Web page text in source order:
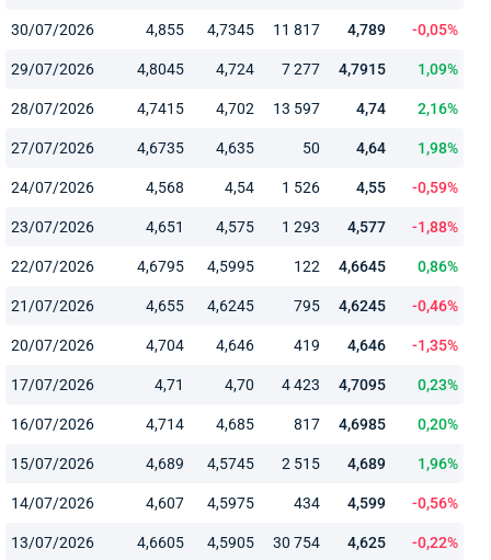
30/07/2026 4,855 4,7345 11 817 4,789 -0,05%
29/07/2026 4,8045 4,724 7 277 4,7915 1,09%
28/07/2026 4,7415 4,702 13 597 4,74 2,16%
27/07/2026 4,6735 4,635 50 4,64 1,98%
24/07/2026 4,568 4,54 1 526 4,55 -0,59%
23/07/2026 4,651 4,575 1 293 4,577 -1,88%
22/07/2026 4,6795 4,5995 122 4,6645 0,86%
21/07/2026 4,655 4,6245 795 4,6245 -0,46%
20/07/2026 4,704 4,646 419 4,646 -1,35%
17/07/2026 4,71 4,70 4 423 4,7095 0,23%
16/07/2026 4,714 4,685 817 4,6985 0,20%
15/07/2026 4,689 4,5745 2 515 4,689 1,96%
14/07/2026 4,607 4,5975 434 4,599 -0,56%
13/07/2026 4,6605 4,5905 30 754 4,625 -0,22%